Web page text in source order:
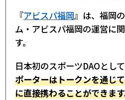
『アビスパ福岡』は、福岡
ム・アビスパ福岡の運営に
す。
日本初のスポーツDAOとして
ポーターはトークンを通じ
に直接携わることができま